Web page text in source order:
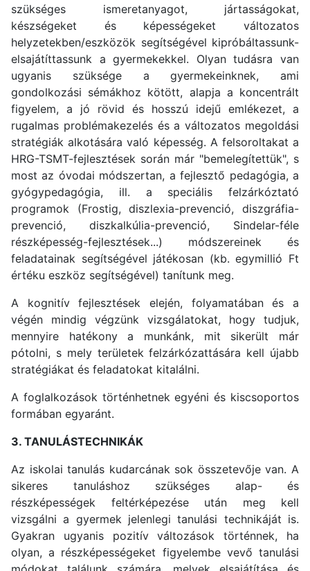
szükséges ismeretanyagot, jártasságokat,
készségeket és képességeket változatos
helyzetekben/eszközök segítségével kipróbáltassunk-
elsajátíttassunk a gyermekekkel. Olyan tudásra van
ugyanis szüksége a gyermekeinknek, ami
gondolkozási sémákhoz kötött, alapja a koncentrált
figyelem, a jó rövid és hosszú idejű emlékezet, a
rugalmas problémakezelés és a változatos megoldási
stratégiák alkotására való képesség. A felsoroltakat a
HRG-TSMT-fejlesztések során már "bemelegítettük", s
most az óvodai módszertan, a fejlesztő pedagógia, a
gyógypedagógia, ill. a speciális felzárkóztató
programok (Frostig, diszlexia-prevenció, diszgráfia-
prevenció, diszkalkúlia-prevenció, Sindelar-féle
részképesség-fejlesztések...) módszereinek és
feladatainak segítségével játékosan (kb. egymillió Ft
értéku eszköz segítségével) tanítunk meg.
A kognitív fejlesztések elején, folyamatában és a
végén mindig végzünk vizsgálatokat, hogy tudjuk,
mennyire hatékony a munkánk, mit sikerült már
pótolni, s mely területek felzárkózattására kell újabb
stratégiákat és feladatokat kitalálni.
A foglalkozások történhetnek egyéni és kiscsoportos
formában egyaránt.
3. TANULÁSTECHNIKÁK
Az iskolai tanulás kudarcának sok összetevője van. A
sikeres tanuláshoz szükséges alap- és
részképességek feltérképezése után meg kell
vizsgálni a gyermek jelenlegi tanulási technikáját is.
Gyakran ugyanis pozitív változások történnek, ha
olyan, a részképességeket figyelembe vevő tanulási